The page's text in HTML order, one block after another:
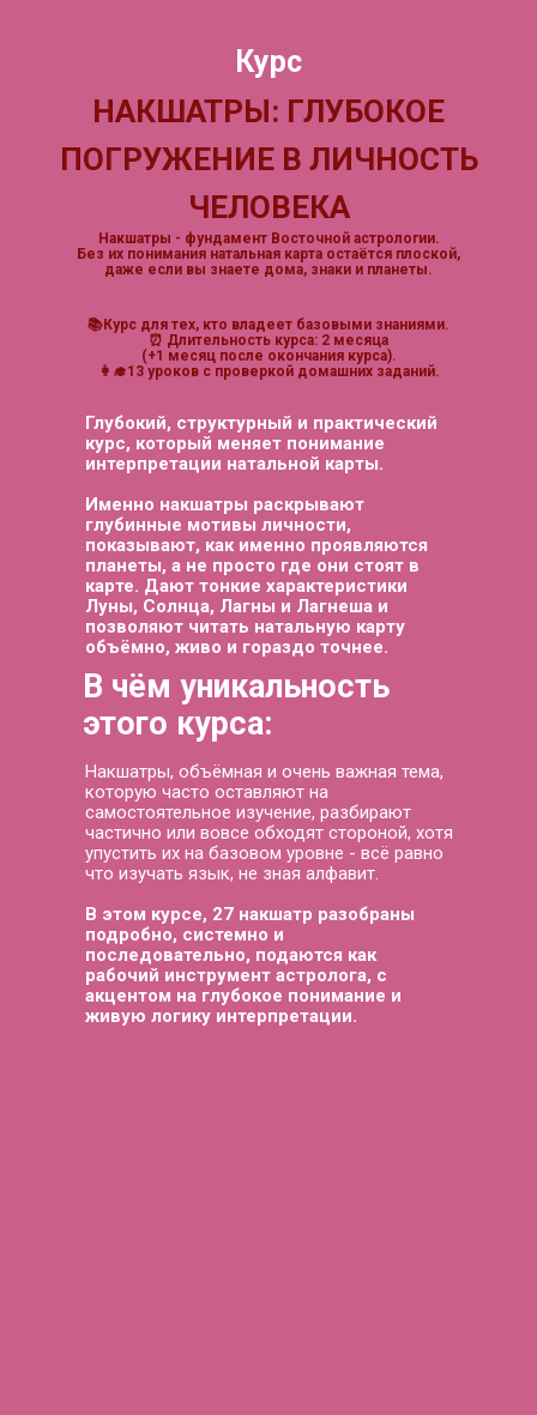
Накшатры - фундамент Восточной астрологии.
Без их понимания натальная карта остаётся плоской,
даже если вы знаете дома, знаки и планеты.
📚Курс для тех, кто владеет базовыми знаниями.
⏰ Длительность курса: 2 месяца
(+1 месяц после окончания курса).
👩‍🎓13 уроков с проверкой домашних заданий.
В чём уникальность
этого курса:
Глубокий, структурный и практический
курс, который меняет понимание
интерпретации натальной карты.
Именно накшатры раскрывают
глубинные мотивы личности,
показывают, как именно проявляются
планеты, а не просто где они стоят в
карте. Дают тонкие характеристики
Луны, Солнца, Лагны и Лагнеша и
позволяют читать натальную карту
объёмно, живо и гораздо точнее.
Курс
НАКШАТРЫ: ГЛУБОКОЕ
ПОГРУЖЕНИЕ В ЛИЧНОСТЬ
ЧЕЛОВЕКА
Накшатры, объёмная и очень важная тема,
которую часто оставляют на
самостоятельное изучение, разбирают
частично или вовсе обходят стороной, хотя
упустить их на базовом уровне - всё равно
что изучать язык, не зная алфавит.
В этом курсе, 27 накшатр разобраны
подробно, системно и
последовательно, подаются как
рабочий инструмент астролога, с
акцентом на глубокое понимание и
живую логику интерпретации.